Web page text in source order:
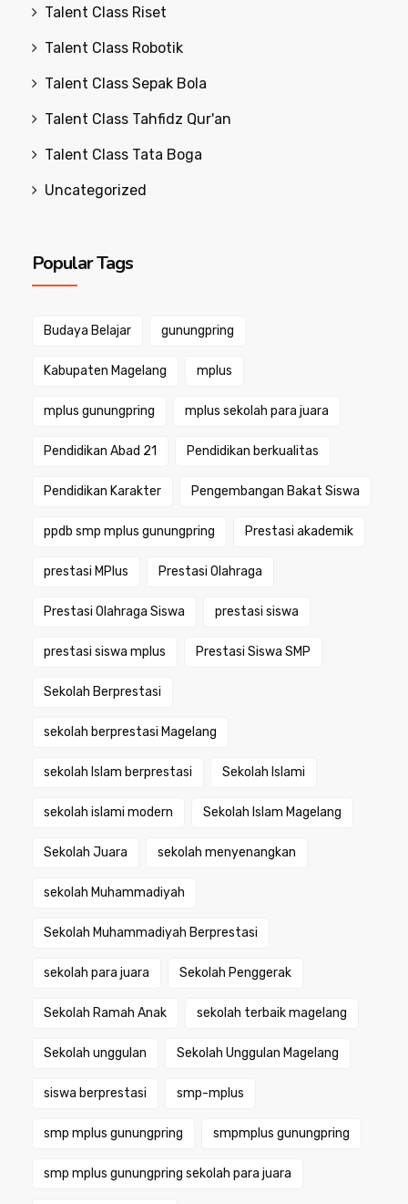
Talent Class Riset
Talent Class Robotik
Talent Class Sepak Bola
Talent Class Tahfidz Qur'an
Talent Class Tata Boga
Uncategorized
Popular Tags
Budaya Belajar gunungpring
Kabupaten Magelang mplus
mplus gunungpring mplus sekolah para juara
Pendidikan Abad 21 Pendidikan berkualitas
Pendidikan Karakter Pengembangan Bakat Siswa
ppdb smp mplus gunungpring Prestasi akademik
prestasi MPlus Prestasi Olahraga
Prestasi Olahraga Siswa prestasi siswa
prestasi siswa mplus Prestasi Siswa SMP
Sekolah Berprestasi
sekolah berprestasi Magelang
sekolah Islam berprestasi Sekolah Islami
sekolah islami modern Sekolah Islam Magelang
Sekolah Juara sekolah menyenangkan
sekolah Muhammadiyah
Sekolah Muhammadiyah Berprestasi
sekolah para juara Sekolah Penggerak
Sekolah Ramah Anak sekolah terbaik magelang
Sekolah unggulan Sekolah Unggulan Magelang
siswa berprestasi smp-mplus
smp mplus gunungpring smpmplus gunungpring
smp mplus gunungpring sekolah para juara